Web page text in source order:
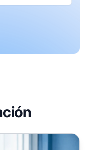
de afiliados es